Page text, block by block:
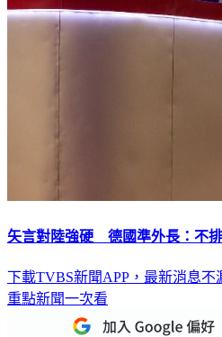
矢言對陸強硬 德國準外長：不
下載TVBS新聞APP，最新消息不
重點新聞一次看